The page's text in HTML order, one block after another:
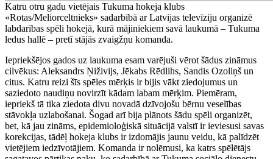
Katru otru gadu vietējais Tukuma hokeja klubs
«Rotas/Meliorceltnieks» sadarbībā ar Latvijas televīziju organizē
labdarības spēli hokejā, kurā mājiniekiem savā laukumā – Tukuma
ledus hallē – pretī stājās zvaigžņu komanda.
Iepriekšējos gados uz laukuma esam varējuši vērot šādus zināmus
cilvēkus: Aleksandrs Ņiživijs, Jēkabs Rēdlihs, Sandis Ozoliņš un
citus. Katru reizi šīs spēles mērķis ir bijis vākt ziedojumus un
saziedoto naudiņu novirzīt kādam labam mērķim. Piemēram,
iepriekš tā tika ziedota divu novadā dzīvojošu bērnu veselības
stāvokļa uzlabošanai. Šogad arī bija plānots šādu spēli organizēt,
bet, kā jau zināms, epidemioloģiskā situācijā valstī ir ieviesusi savas
korekcijas, tādēļ hokeja klubs ir izdomājis jaunu veidu, kā palīdzēt
vietējiem iedzīvotājiem. Komanda ir nolēmusi, ka katrs spēlētājs